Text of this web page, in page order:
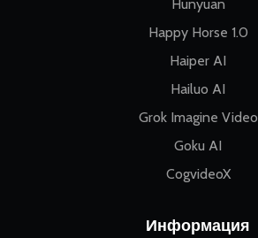
Hunyuan
Happy Horse 1.0
Haiper AI
Hailuo AI
Grok Imagine Video
Goku AI
CogvideoX
Информация